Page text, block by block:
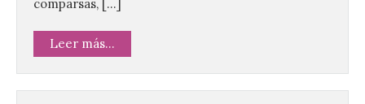
comparsas, […]
Leer más...